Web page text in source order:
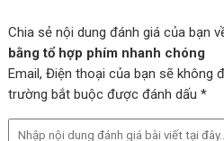
Chia sẻ nội dung đánh giá của bạn
bằng tổ hợp phím nhanh chóng
Email, Điện thoại của bạn sẽ không
trường bắt buộc được đánh dấu *